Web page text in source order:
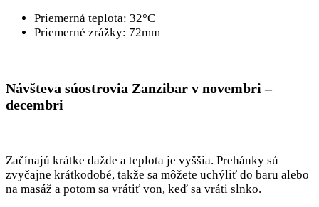
Priemerná teplota: 32°C
Priemerné zrážky: 72mm
Návšteva súostrovia Zanzibar v novembri –
decembri
Začínajú krátke dažde a teplota je vyššia. Prehánky sú
zvyčajne krátkodobé, takže sa môžete uchýliť do baru alebo
na masáž a potom sa vrátiť von, keď sa vráti slnko.